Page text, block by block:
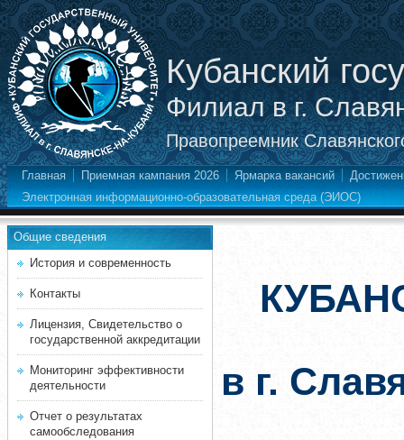
Кубанский
Филиал в г.
Правопреемник
Главная Приемная кампания 2026 Ярмарка вакансий
Электронная информационно-образовательная среда (ЭИОС)
Общие сведения
История и современность
Контакты
Лицензия, Свидетельство о
государственной аккредитации
Мониторинг эффективности
деятельности
Отчет о результатах
самообследования
в г.